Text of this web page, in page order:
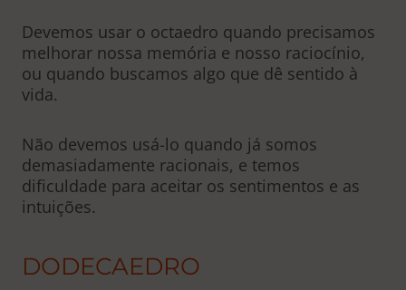
Devemos usar o octaedro quando precisamos
melhorar nossa memória e nosso raciocínio,
ou quando buscamos algo que dê sentido à
vida.
Não devemos usá-lo quando já somos
demasiadamente racionais, e temos
dificuldade para aceitar os sentimentos e as
intuições.
DODECAEDRO